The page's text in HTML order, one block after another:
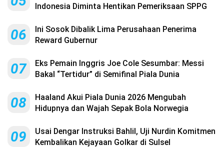
Indonesia Diminta Hentikan Pemeriksaan SPPG
06
Ini Sosok Dibalik Lima Perusahaan Penerima
Reward Gubernur
07
Eks Pemain Inggris Joe Cole Sesumbar: Messi
Bakal “Tertidur” di Semifinal Piala Dunia
08
Haaland Akui Piala Dunia 2026 Mengubah
Hidupnya dan Wajah Sepak Bola Norwegia
09
Usai Dengar Instruksi Bahlil, Uji Nurdin Komitmen
Kembalikan Kejayaan Golkar di Sulsel